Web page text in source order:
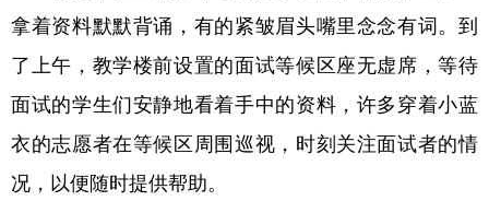
食品 人居 信息化 数字经济
学术中国 乡村振兴 银龄 溯源中国
城市 旅游 能源 会展
彩票 娱乐
拿着资料默默背诵，有的紧皱眉头嘴里念念有词。到
了上午，教学楼前设置的面试等候区座无虚席，等待
面试的学生们安静地看着手中的资料，许多穿着小蓝
衣的志愿者在等候区周围巡视，时刻关注面试者的情
况，以便随时提供帮助。